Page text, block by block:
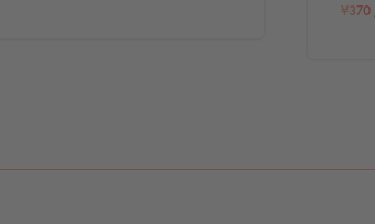
¥370